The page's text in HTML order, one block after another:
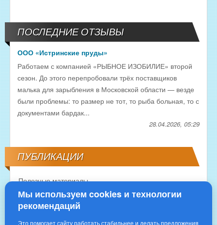
ПОСЛЕДНИЕ ОТЗЫВЫ
ООО «Истринские пруды»
Работаем с компанией «РЫБНОЕ ИЗОБИЛИЕ» второй
сезон. До этого перепробовали трёх поставщиков
малька для зарыбления в Московской области — везде
были проблемы: то размер не тот, то рыба больная, то с
документами бардак...
28.04.2026, 05:29
ПУБЛИКАЦИИ
Полезные материалы
Мы используем cookies и технологии
рекомендаций
Это помогает сайту работать стабильнее и делать предложения